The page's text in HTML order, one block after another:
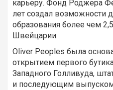
карьеру. Фонд Роджера
лет создал возможности
образования более чем
Швейцарии.
Oliver Peoples была
открытием первого
Западного Голливуда,
и последующим